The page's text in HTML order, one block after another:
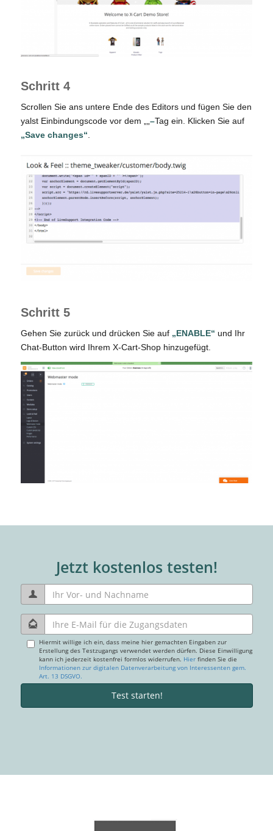
Schritt 4
Scrollen Sie ans untere Ende des Editors und fügen Sie den
yalst Einbindungscode vor dem „„ –Tag ein. Klicken Sie auf
„Save changes“
Schritt 5
Gehen Sie zurück und drücken Sie auf „ENABLE“ und Ihr
Chat-Button wird Ihrem X-Cart-Shop hinzugefügt.